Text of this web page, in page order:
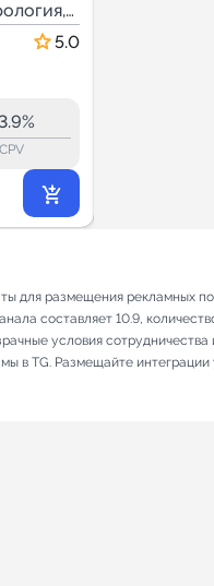
5.0
3.9%
CPV
для размещения рекламных
составляет 10.9,
условия сотрудничества
в TG. Размещайте